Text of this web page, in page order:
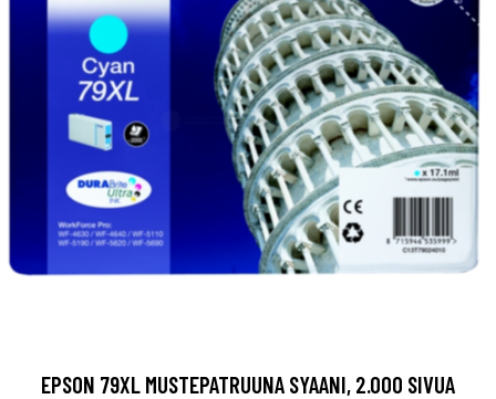
EPSON 79XL MUSTEPATRUUNA SYAANI, 2.000 SIVUA